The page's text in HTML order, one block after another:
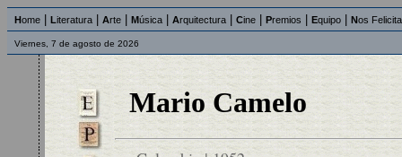
Home Literatura Arte Música Arquitectura Cine Premios Equipo Nos
Viernes, 7 de agosto de 2026
Mario Camelo